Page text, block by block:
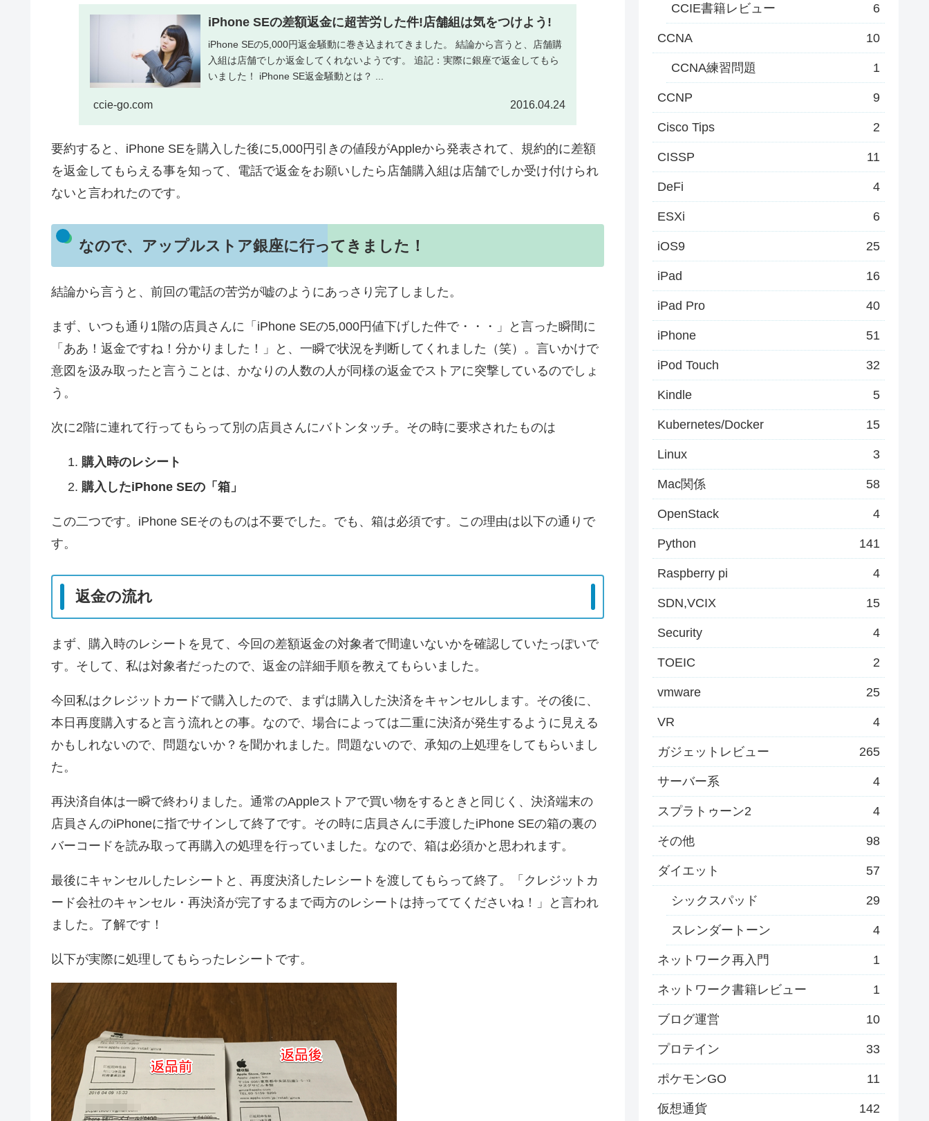
iPhone SEの差額返金に超苦労した件!店舗組は気をつけよう!
iPhone SEの5,000円返金騒動に巻き込まれてきました。 結論から言うと、店舗購
入組は店舗でしか返金してくれないようです。 追記：実際に銀座で返金してもら
いました！ iPhone SE返金騒動とは？ ...
ccie-go.com 2016.04.24
要約すると、iPhone SEを購入した後に5,000円引きの値段がAppleから発表されて、規約的に差額
を返金してもらえる事を知って、電話で返金をお願いしたら店舗購入組は店舗でしか受け付けられ
ないと言われたのです。
なので、アップルストア銀座に行ってきました！
結論から言うと、前回の電話の苦労が嘘のようにあっさり完了しました。
まず、いつも通り1階の店員さんに「iPhone SEの5,000円値下げした件で・・・」と言った瞬間に
「ああ！返金ですね！分かりました！」と、一瞬で状況を判断してくれました（笑）。言いかけで
意図を汲み取ったと言うことは、かなりの人数の人が同様の返金でストアに突撃しているのでしょ
う。
次に2階に連れて行ってもらって別の店員さんにバトンタッチ。その時に要求されたものは
購入時のレシート
購入したiPhone SEの「箱」
この二つです。iPhone SEそのものは不要でした。でも、箱は必須です。この理由は以下の通りで
す。
返金の流れ
まず、購入時のレシートを見て、今回の差額返金の対象者で間違いないかを確認していたっぽいで
す。そして、私は対象者だったので、返金の詳細手順を教えてもらいました。
今回私はクレジットカードで購入したので、まずは購入した決済をキャンセルします。その後に、
本日再度購入すると言う流れとの事。なので、場合によっては二重に決済が発生するように見える
かもしれないので、問題ないか？を聞かれました。問題ないので、承知の上処理をしてもらいまし
た。
再決済自体は一瞬で終わりました。通常のAppleストアで買い物をするときと同じく、決済端末の
店員さんのiPhoneに指でサインして終了です。その時に店員さんに手渡したiPhone SEの箱の裏の
バーコードを読み取って再購入の処理を行っていました。なので、箱は必須かと思われます。
最後にキャンセルしたレシートと、再度決済したレシートを渡してもらって終了。「クレジットカ
ード会社のキャンセル・再決済が完了するまで両方のレシートは持っててくださいね！」と言われ
ました。了解です！
以下が実際に処理してもらったレシートです。
CCIE書籍レビュー 6
CCNA 10
CCNA練習問題 1
CCNP 9
Cisco Tips 2
CISSP 11
DeFi 4
ESXi 6
iOS9 25
iPad 16
iPad Pro 40
iPhone 51
iPod Touch 32
Kindle 5
Kubernetes/Docker 15
Linux 3
Mac関係 58
OpenStack 4
Python 141
Raspberry pi 4
SDN,VCIX 15
Security 4
TOEIC 2
vmware 25
VR 4
ガジェットレビュー 265
サーバー系 4
スプラトゥーン2 4
その他 98
ダイエット 57
シックスパッド 29
スレンダートーン 4
ネットワーク再入門 1
ネットワーク書籍レビュー 1
ブログ運営 10
プロテイン 33
ポケモンGO 11
仮想通貨 142